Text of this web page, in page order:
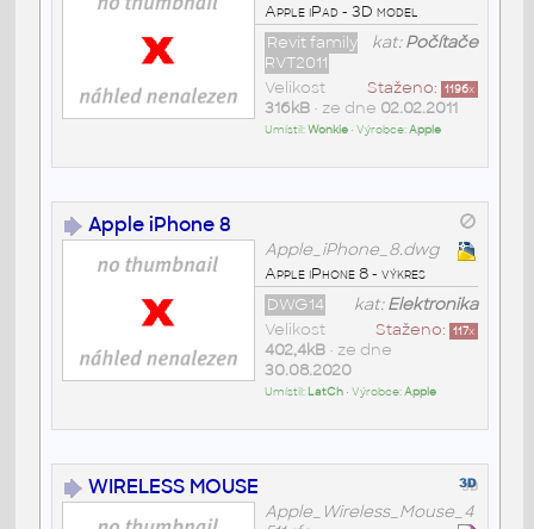
Apple iPad - 3D model
kat:Počítače
Revit family
RVT2011
Staženo: 1196x
Velikost
316kB• ze dne 02.02.2011
Umístil:Wonkie• Výrobce:Apple
Apple iPhone 8
Apple_iPhone_8.dwg
Apple iPhone 8 - výkres
kat:Elektronika
DWG14
Staženo: 117x
Velikost
402,4kB• ze dne
30.08.2020
Umístil: LatCh• Výrobce:Apple
WIRELESS MOUSE
Apple_Wireless_Mouse_4